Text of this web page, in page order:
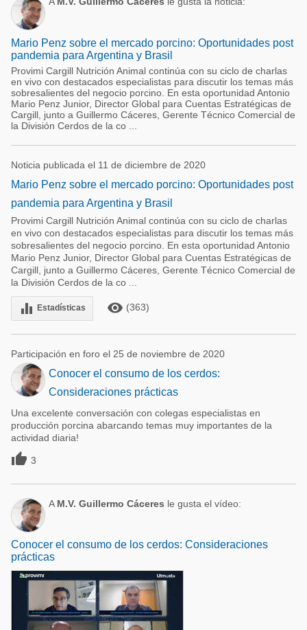
Mario Penz sobre el mercado porcino: Oportunidades post
pandemia para Argentina y Brasil
Provimi Cargill Nutrición Animal continúa con su ciclo de charlas
en vivo con destacados especialistas para discutir los temas más
sobresalientes del negocio porcino. En esta oportunidad Antonio
Mario Penz Junior, Director Global para Cuentas Estratégicas de
Cargill, junto a Guillermo Cáceres, Gerente Técnico Comercial de
la División Cerdos de la co ...
Noticia publicada el 11 de diciembre de 2020
Mario Penz sobre el mercado porcino: Oportunidades post
pandemia para Argentina y Brasil
Provimi Cargill Nutrición Animal continúa con su ciclo de charlas
en vivo con destacados especialistas para discutir los temas más
sobresalientes del negocio porcino. En esta oportunidad Antonio
Mario Penz Junior, Director Global para Cuentas Estratégicas de
Cargill, junto a Guillermo Cáceres, Gerente Técnico Comercial de
la División Cerdos de la co ...
equalizer Estadísticas remove_red_eye (363)
Participación en foro el 25 de noviembre de 2020
Conocer el consumo de los cerdos:
Consideraciones prácticas
Una excelente conversación con colegas especialistas en
producción porcina abarcando temas muy importantes de la
actividad diaria!
 3
A M.V. Guillermo Cáceres le gusta el vídeo:
Conocer el consumo de los cerdos: Consideraciones
prácticas